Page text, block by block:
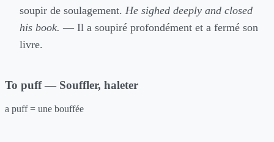
soupir de soulagement. He sighed deeply and closed
his book. — Il a soupiré profondément et a fermé son
livre.
To puff — Souffler, haleter
a puff = une bouffée